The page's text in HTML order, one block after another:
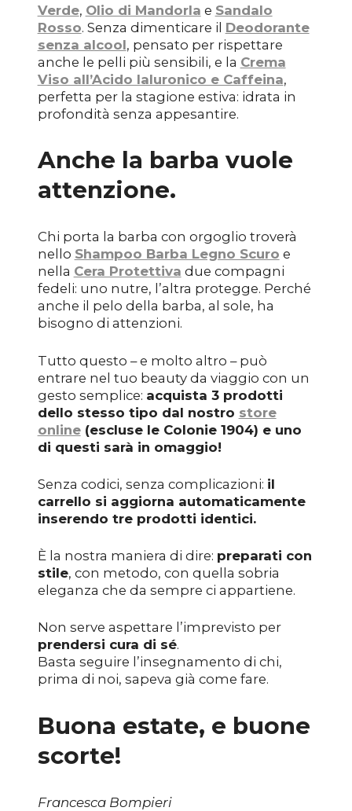
Verde, Olio di Mandorla e Sandalo
Rosso. Senza dimenticare il Deodorante
senza alcool, pensato per rispettare
anche le pelli più sensibili, e la Crema
Viso all’Acido Ialuronico e Caffeina,
perfetta per la stagione estiva: idrata in
profondità senza appesantire.
Anche la barba vuole
attenzione.
Chi porta la barba con orgoglio troverà
nello Shampoo Barba Legno Scuro e
nella Cera Protettiva due compagni
fedeli: uno nutre, l’altra protegge. Perché
anche il pelo della barba, al sole, ha
bisogno di attenzioni.
Tutto questo – e molto altro – può
entrare nel tuo beauty da viaggio con un
gesto semplice: acquista 3 prodotti
dello stesso tipo dal nostro store
online(escluse le Colonie 1904) e uno
di questi sarà in omaggio!
Senza codici, senza complicazioni: il
carrello si aggiorna automaticamente
inserendo tre prodotti identici.
È la nostra maniera di dire: preparati con
stile, con metodo, con quella sobria
eleganza che da sempre ci appartiene.
Non serve aspettare l’imprevisto per
prendersi cura di sé.
Basta seguire l’insegnamento di chi,
prima di noi, sapeva già come fare.
Buona estate, e buone
scorte!
Francesca Bompieri